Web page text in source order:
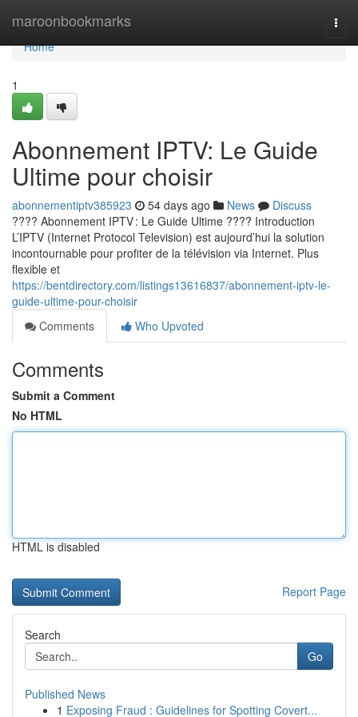
maroonbookmarks
Home
Home
1
Abonnement IPTV: Le Guide
Ultime pour choisir
abonnementiptv385923 54 days ago News
Discuss
???? Abonnement IPTV : Le Guide Ultime ???? Introduction
L’IPTV (Internet Protocol Television) est aujourd’hui la solution
incontournable pour profiter de la télévision via Internet. Plus
flexible et
https://bentdirectory.com/listings13616837/abonnement-iptv-le-
guide-ultime-pour-choisir
Comments
Who Upvoted
Comments
Submit a Comment
No HTML
HTML is disabled
Report Page
Search
Go
Published News
1 Exposing Fraud : Guidelines for Spotting Covert...